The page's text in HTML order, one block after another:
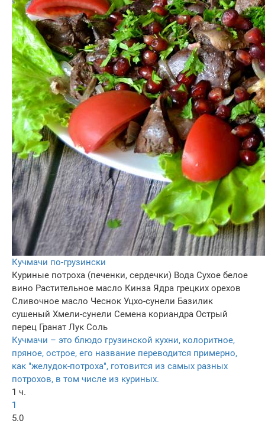
Кучмачи по-грузински
Куриные потроха (печенки, сердечки) Вода Сухое белое
вино Растительное масло Кинза Ядра грецких орехов
Сливочное масло Чеснок Уцхо-сунели Базилик
сушеный Хмели-сунели Семена кориандра Острый
перец Гранат Лук Соль
Кучмачи – это блюдо грузинской кухни, колоритное,
пряное, острое, его название переводится примерно,
как "желудок-потроха", готовится из самых разных
потрохов, в том числе из куриных.
1 ч.
1
5.0